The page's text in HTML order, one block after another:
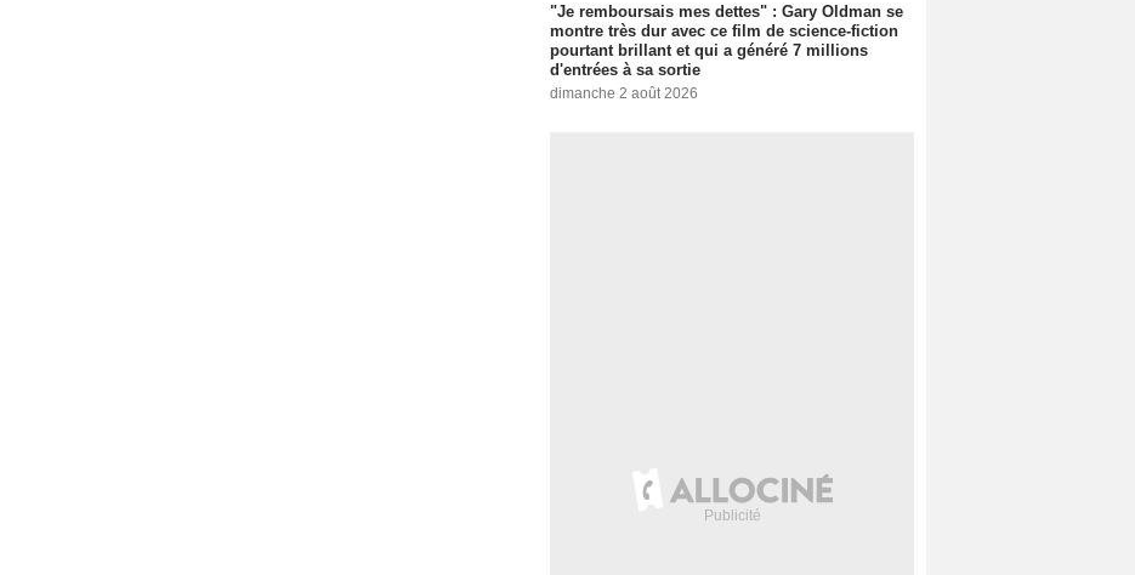
"Je remboursais mes dettes" : Gary Oldman se
montre très dur avec ce film de science-fiction
pourtant brillant et qui a généré 7 millions
d'entrées à sa sortie
dimanche 2 août 2026